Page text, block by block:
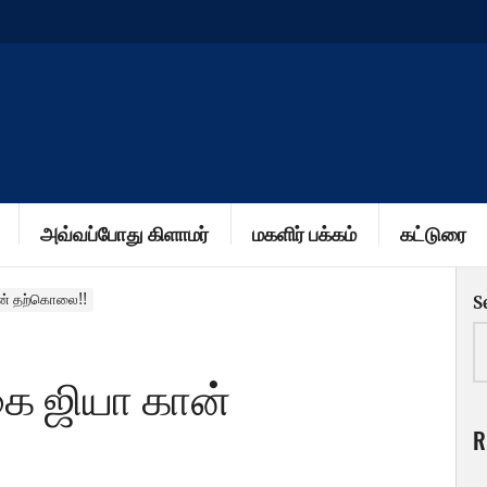
அவ்வப்போது கிளாமர் மகளிர் பக்கம் கட்டுரை
தற்கொலை!!
ஜியா கான்